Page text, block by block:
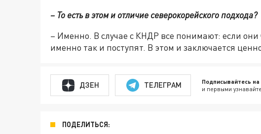
– То есть в этом и отличие северокорейского подхода?
– Именно. В случае с КНДР все понимают: если они
именно так и поступят. В этом и заключается
ДЗЕН ТЕЛЕГРАМ Подписывайтесь
и первыми
ПОДЕЛИТЬСЯ: